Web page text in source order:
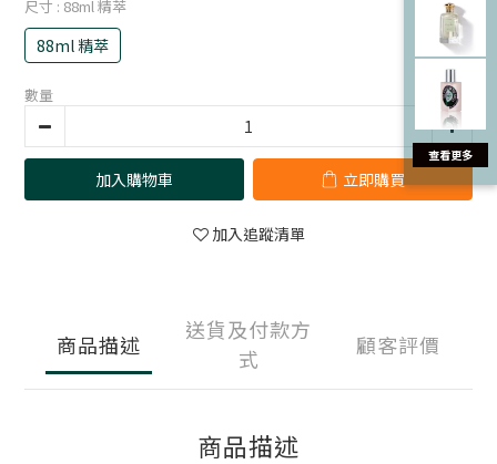
尺寸 : 88ml 精萃
88ml 精萃
數量
加入購物車 立即購買
加入追蹤清單
商品描述
送貨及付款方
式
顧客評價
商品描述